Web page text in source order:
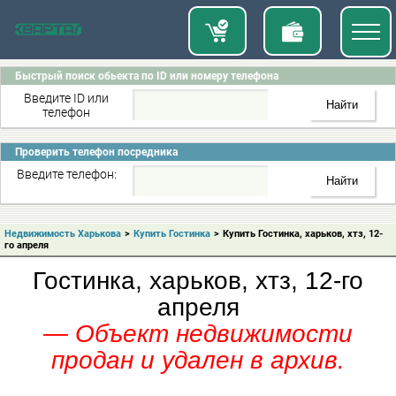
Быстрый поиск обьекта по ID или номеру телефона
Введите ID или
телефон
Проверить телефон посредника
Введите телефон:
Недвижимость Харькова > Купить Гостинка > Купить Гостинка, харьков, хтз, 12-
го апреля
Гостинка, харьков, хтз, 12-го
апреля
— Объект недвижимости
продан и удален в архив.